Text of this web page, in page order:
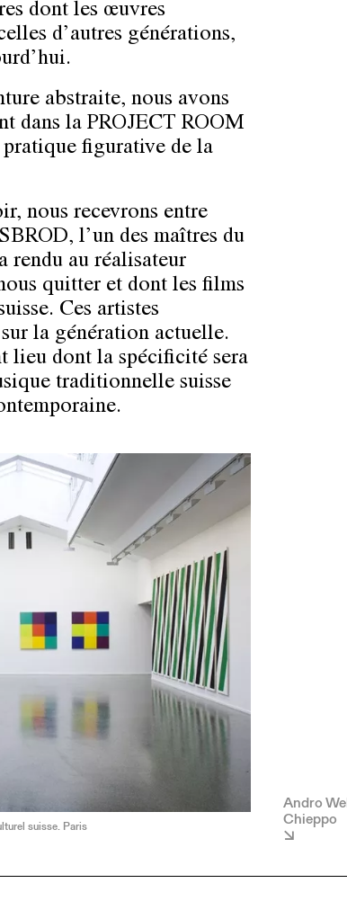
dont les œuvres
d’autres générations,
abstraite, nous avons
dans la PROJECT ROOM
figurative de la
nous recevrons entre
l’un des maîtres du
rendu au réalisateur
quitter et dont les films
Ces artistes
la génération actuelle.
lieu dont la spécificité sera
traditionnelle suisse
suisse. Paris
Andro
Chieppo